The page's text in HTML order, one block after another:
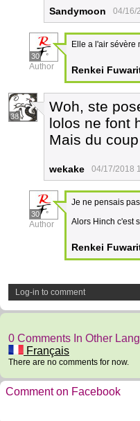
Sandymoon 04/16/
30
Author
Elle a l'air sévère
Renkei
38
Woh, ste
lolos ne font
Mais du
wekake 04/17/2018
30
Author
Je ne pensais
Alors Hinch c'est
Renkei
Log-in to comment
0 Comments In Other
Français
There are no comments for now.
Comment on Facebook